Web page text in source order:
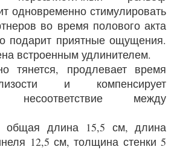
одновременно стимулировать
во время полового акта
подарит приятные ощущения.
встроенным удлинителем.
тянется, продлевает время
и компенсирует
несоответствие между
общая длина 15,5 см, длина
12,5 см, толщина стенки 5